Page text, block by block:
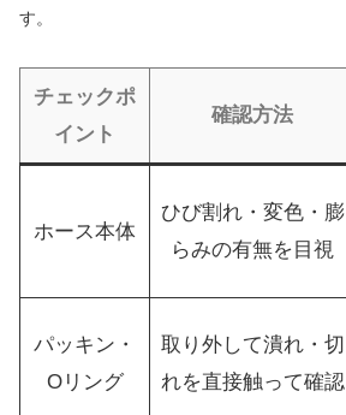
す。
チェックポ
イント
確認方法
ホース本体
ひび割れ・変色・膨
らみの有無を目視
パッキン・
Oリング
取り外して潰れ・切
れを直接触って確認